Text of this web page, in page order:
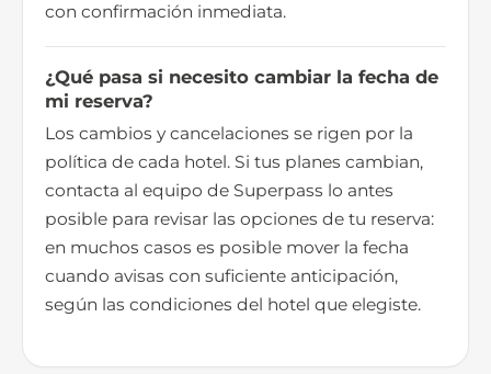
con confirmación inmediata.
¿Qué pasa si necesito cambiar la fecha de
mi reserva?
Los cambios y cancelaciones se rigen por la
política de cada hotel. Si tus planes cambian,
contacta al equipo de Superpass lo antes
posible para revisar las opciones de tu reserva:
en muchos casos es posible mover la fecha
cuando avisas con suficiente anticipación,
según las condiciones del hotel que elegiste.